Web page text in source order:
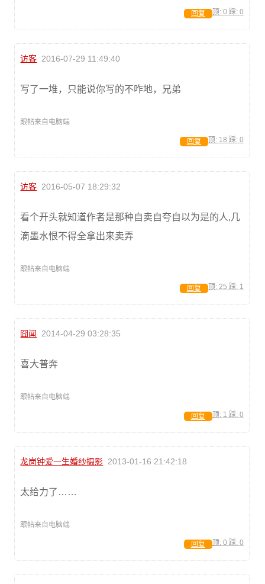
顶: 0 踩: 0
回复
访客 2016-07-29 11:49:40
写了一堆，只能说你写的不咋地，兄弟
跟帖来自电脑端
顶: 18 踩: 0
回复
访客 2016-05-07 18:29:32
看个开头就知道作者是那种自卖自夸自以为是的人,几
滴墨水恨不得全拿出来卖弄
跟帖来自电脑端
顶: 25 踩: 1
回复
囧闻 2014-04-29 03:28:35
喜大普奔
跟帖来自电脑端
顶: 1 踩: 0
回复
龙岗钟爱一生婚纱摄影 2013-01-16 21:42:18
太给力了……
跟帖来自电脑端
顶: 0 踩: 0
回复